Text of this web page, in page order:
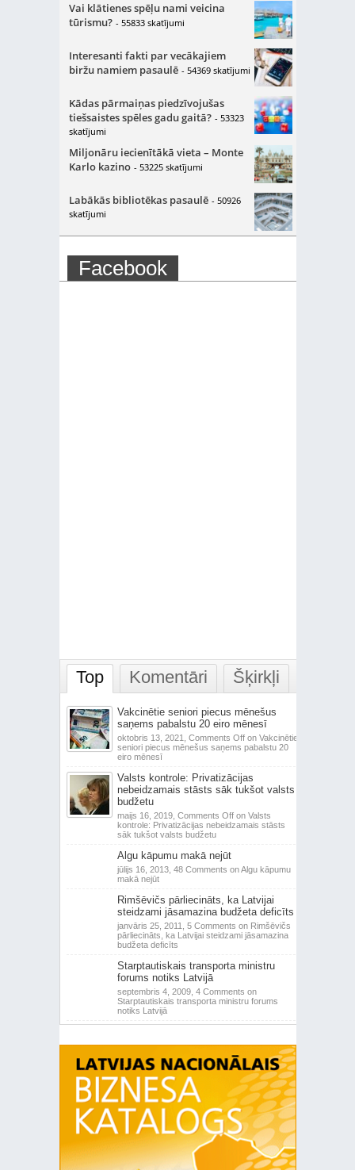
Vai klātienes spēļu nami veicina
tūrismu? - 55833 skatījumi
Interesanti fakti par vecākajiem
biržu namiem pasaulē - 54369 skatījumi
Kādas pārmaiņas piedzīvojušas
tiešsaistes spēles gadu gaitā? - 53323
skatījumi
Miljonāru iecienītākā vieta – Monte
Karlo kazino - 53225 skatījumi
Labākās bibliotēkas pasaulē - 50926
skatījumi
Facebook
Top Komentāri Šķirkļi
Vakcinētie seniori piecus mēnešus
saņems pabalstu 20 eiro mēnesī
oktobris 13, 2021, Comments Offon Vakcinētie
seniori piecus mēnešus saņems pabalstu 20
eiro mēnesī
Valsts kontrole: Privatizācijas
nebeidzamais stāsts sāk tukšot valsts
budžetu
maijs 16, 2019, Comments Offon Valsts
kontrole: Privatizācijas nebeidzamais stāsts
sāk tukšot valsts budžetu
Algu kāpumu makā nejūt
jūlijs 16, 2013, 48 Comments on Algu kāpumu
makā nejūt
Rimšēvičs pārliecināts, ka Latvijai
steidzami jāsamazina budžeta deficīts
janvāris 25, 2011, 5 Comments on Rimšēvičs
pārliecināts, ka Latvijai steidzami jāsamazina
budžeta deficīts
Starptautiskais transporta ministru
forums notiks Latvijā
septembris 4, 2009, 4 Comments on
Starptautiskais transporta ministru forums
notiks Latvijā